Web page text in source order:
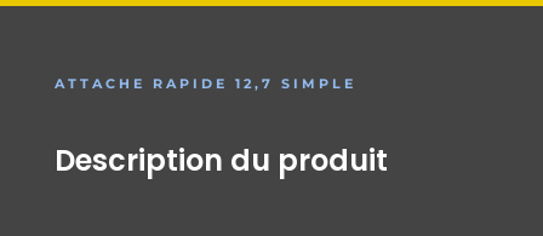
ATTACHE RAPIDE 12,7 SIMPLE
Description du produit